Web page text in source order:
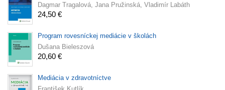
Dagmar Tragalová, Jana Pružinská, Vladimír Labáth
24,50 €
Program rovesníckej mediácie v školách
Dušana Bieleszová
20,60 €
Mediácia v zdravotníctve